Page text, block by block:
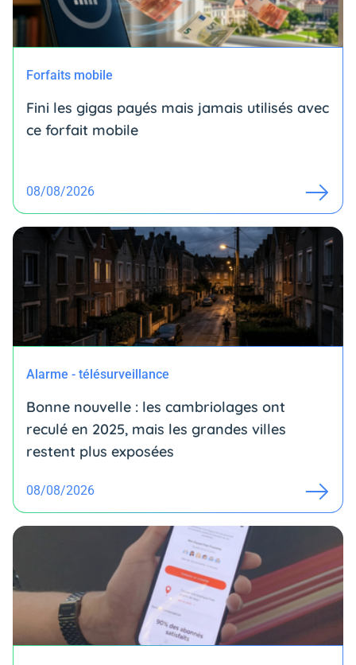
Forfaits mobile
Fini les gigas payés mais jamais utilisés avec
ce forfait mobile
08/08/2026
Alarme - télésurveillance
Bonne nouvelle : les cambriolages ont
reculé en 2025, mais les grandes villes
restent plus exposées
08/08/2026